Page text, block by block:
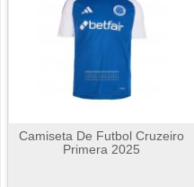
Camiseta De Futbol Cruzeiro
Primera 2025